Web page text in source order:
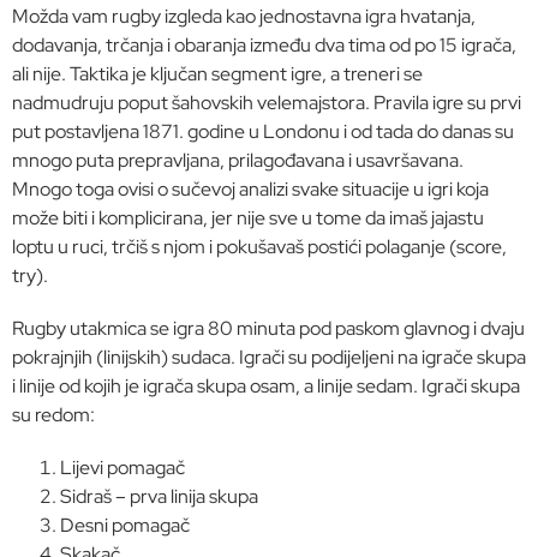
Možda vam rugby izgleda kao jednostavna igra hvatanja,
dodavanja, trčanja i obaranja između dva tima od po 15 igrača,
ali nije. Taktika je ključan segment igre, a treneri se
nadmudruju poput šahovskih velemajstora. Pravila igre su prvi
put postavljena 1871. godine u Londonu i od tada do danas su
mnogo puta prepravljana, prilagođavana i usavršavana.
Mnogo toga ovisi o sučevoj analizi svake situacije u igri koja
može biti i komplicirana, jer nije sve u tome da imaš jajastu
loptu u ruci, trčiš s njom i pokušavaš postići polaganje (score,
try).
Rugby utakmica se igra 80 minuta pod paskom glavnog i dvaju
pokrajnjih (linijskih) sudaca. Igrači su podijeljeni na igrače skupa
i linije od kojih je igrača skupa osam, a linije sedam. Igrači skupa
su redom:
Lijevi pomagač
Sidraš – prva linija skupa
Desni pomagač